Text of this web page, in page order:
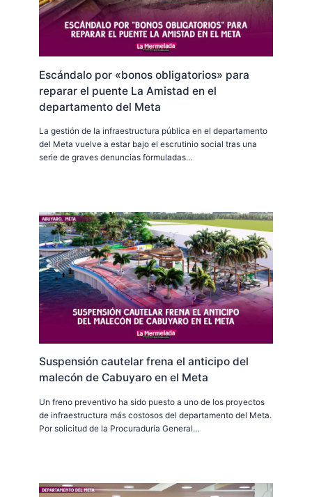
Escándalo por «bonos obligatorios» para
reparar el puente La Amistad en el
departamento del Meta
La gestión de la infraestructura pública en el departamento
del Meta vuelve a estar bajo el escrutinio social tras una
serie de graves denuncias formuladas…
Suspensión cautelar frena el anticipo del
malecón de Cabuyaro en el Meta
Un freno preventivo ha sido puesto a uno de los proyectos
de infraestructura más costosos del departamento del Meta.
Por solicitud de la Procuraduría General…